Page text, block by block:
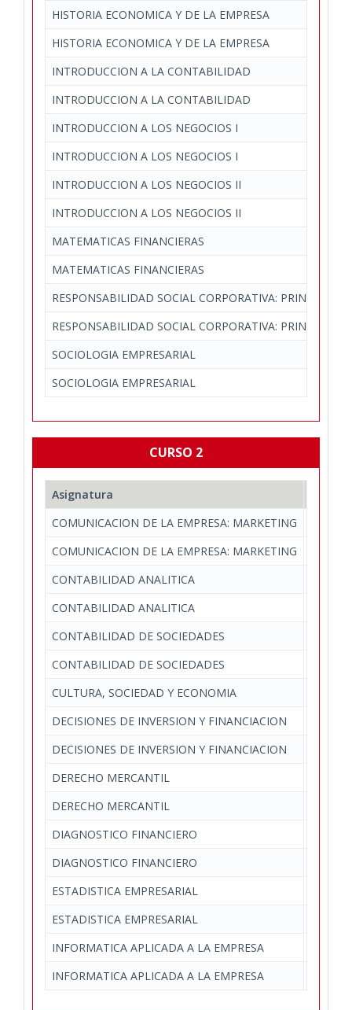
HISTORIA ECONOMICA Y DE LA EMPRESA
HISTORIA ECONOMICA Y DE LA EMPRESA
INTRODUCCION A LA CONTABILIDAD
INTRODUCCION A LA CONTABILIDAD
INTRODUCCION A LOS NEGOCIOS I
INTRODUCCION A LOS NEGOCIOS I
INTRODUCCION A LOS NEGOCIOS II
INTRODUCCION A LOS NEGOCIOS II
MATEMATICAS FINANCIERAS
MATEMATICAS FINANCIERAS
RESPONSABILIDAD SOCIAL CORPORATIVA: PRINCIPIOS
RESPONSABILIDAD SOCIAL CORPORATIVA: PRINCIPIOS
SOCIOLOGIA EMPRESARIAL
SOCIOLOGIA EMPRESARIAL
CURSO 2
Asignatura
COMUNICACION DE LA EMPRESA: MARKETING
COMUNICACION DE LA EMPRESA: MARKETING
CONTABILIDAD ANALITICA
CONTABILIDAD ANALITICA
CONTABILIDAD DE SOCIEDADES
CONTABILIDAD DE SOCIEDADES
CULTURA, SOCIEDAD Y ECONOMIA
DECISIONES DE INVERSION Y FINANCIACION
DECISIONES DE INVERSION Y FINANCIACION
DERECHO MERCANTIL
DERECHO MERCANTIL
DIAGNOSTICO FINANCIERO
DIAGNOSTICO FINANCIERO
ESTADISTICA EMPRESARIAL
ESTADISTICA EMPRESARIAL
INFORMATICA APLICADA A LA EMPRESA
INFORMATICA APLICADA A LA EMPRESA